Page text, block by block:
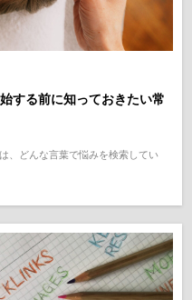
する前に知っておきたい常
、どんな言葉で悩みを検索してい